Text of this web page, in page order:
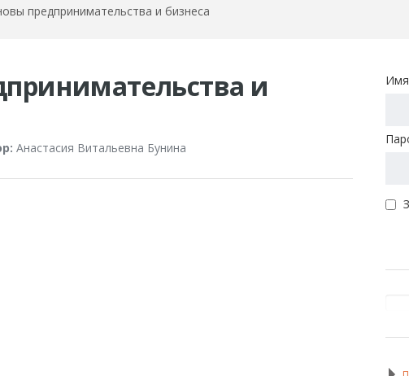
предпринимательства и бизнеса
и
Анастасия Витальевна Бунина
Имя